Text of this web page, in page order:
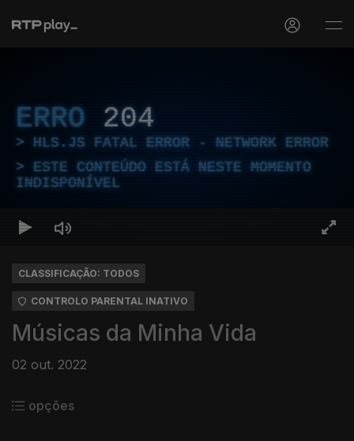
ERRO 204
HLS.JS FATAL ERROR - NETWORK ERROR
ESTE CONTEÚDO ESTÁ NESTE MOMENTO
INDISPONÍVEL
CLASSIFICAÇÃO: TODOS
CONTROLO PARENTAL INATIVO
Músicas da Minha Vida
02 out. 2022
opções